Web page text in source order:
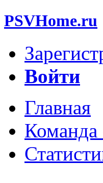
PSVHome.ru
Войти
Главная
Команда